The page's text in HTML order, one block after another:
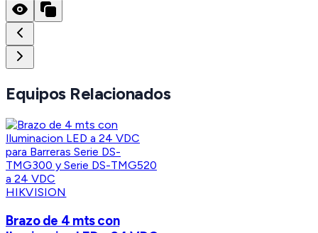
Equipos Relacionados
HIKVISION
Brazo de 4 mts con